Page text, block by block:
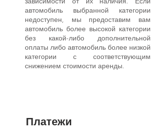
автомобиль выбранной категории
недоступен, мы предоставим вам
автомобиль более высокой категории
без какой-либо дополнительной
оплаты либо автомобиль более низкой
категории с соответствующим
снижением стоимости аренды.
Платежи